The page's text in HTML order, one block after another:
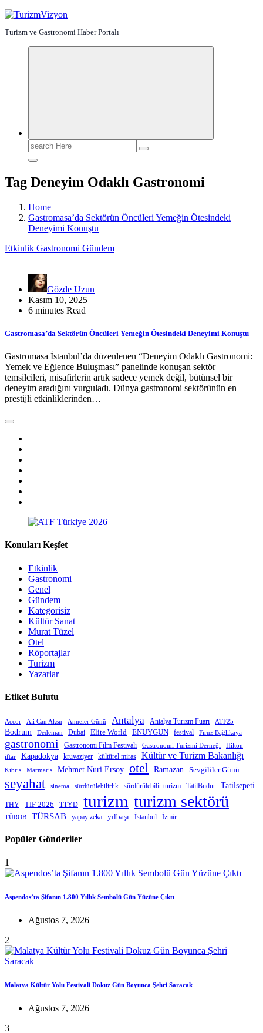
Turizm ve Gastronomi Haber Portalı
Search
for:
Tag Deneyim Odaklı Gastronomi
Home
Gastromasa’da Sektörün Öncüleri Yemeğin Ötesindeki
Deneyimi Konuştu
Etkinlik Gastronomi Gündem
Gözde Uzun
Kasım 10, 2025
6 minutes Read
Gastromasa’da Sektörün Öncüleri Yemeğin Ötesindeki Deneyimi Konuştu
Gastromasa İstanbul’da düzenlenen “Deneyim Odaklı Gastronomi:
Yemek ve Eğlence Buluşması” panelinde konuşan sektör
temsilcileri, misafirlerin artık sadece yemek değil, bütünsel bir
deneyim aradığını vurguladı. Dünya gastronomi sektörünün en
prestijli etkinliklerinden…
Konuları Keşfet
Etkinlik
Gastronomi
Genel
Gündem
Kategorisiz
Kültür Sanat
Murat Tüzel
Otel
Röportajlar
Turizm
Yazarlar
Etiket Bulutu
Accor Ali Can Aksu Anneler Günü Antalya Antalya Turizm Fuarı ATF25
Bodrum Dedeman Dubai Elite World ENUYGUN festival Firuz Bağlıkaya
gastronomi Gastronomi Film Festivali Gastronomi Turizmi Derneği
Hilton
iftar
Kapadokya kruvaziyer kültürel miras Kültür ve Turizm Bakanlığı
Kıbrıs Marmaris Mehmet Nuri Ersoy otel Ramazan Sevgililer Günü
seyahat sinema sürdürülebilirlik sürdürülebilir turizm TatilBudur Tatilsepeti
THY TIF 2026 TTYD turizm turizm sektörü
TÜROB TÜRSAB yapay zeka yılbaşı İstanbul İzmir
Popüler Gönderiler
1
Aspendos’ta Şifanın 1.800 Yıllık Sembolü Gün Yüzüne Çıktı
Ağustos 7, 2026
2
Malatya Kültür Yolu Festivali Dokuz Gün Boyunca Şehri Saracak
Ağustos 7, 2026
3